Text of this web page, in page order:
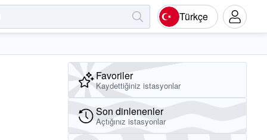
Türkçe
Favoriler
Kaydettiğiniz istasyonlar
Son dinlenenler
Açtığınız istasyonlar